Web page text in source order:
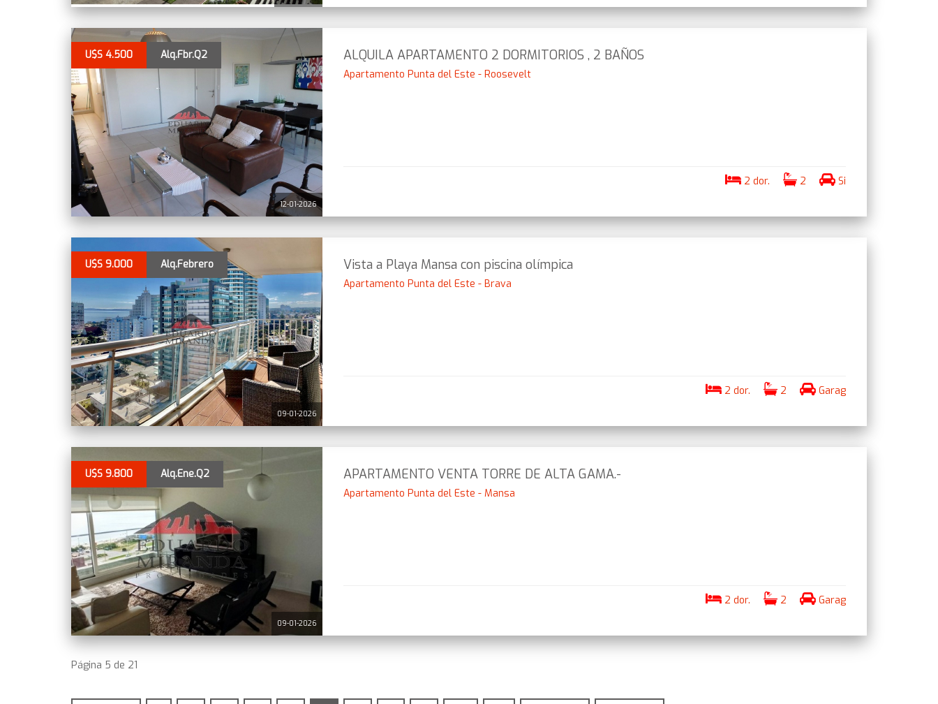
12-01-2026
U$S 4.500 Alq.Fbr.Q2 ALQUILA APARTAMENTO 2 DORMITORIOS , 2 BAÑOS
Apartamento Punta del Este - Roosevelt
2 dor. 2 Si
09-01-2026
U$S 9.000 Alq.Febrero Vista a Playa Mansa con piscina olímpica
Apartamento Punta del Este - Brava
2 dor. 2 Garag
09-01-2026
U$S 9.800 Alq.Ene.Q2 APARTAMENTO VENTA TORRE DE ALTA GAMA.-
Apartamento Punta del Este - Mansa
2 dor. 2 Garag
Página 5 de 21